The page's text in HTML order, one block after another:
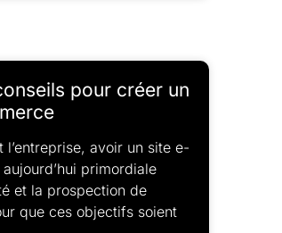
pour créer un
l’entreprise, avoir un site e-
primordiale
et la prospection de
que ces objectifs soient